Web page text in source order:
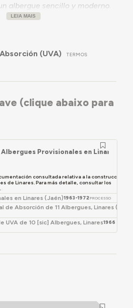
albergue sencillo y moderno.
en zanja corrida, estructura
La fachada combina
zócalos y paños blanqueados
se dividen en dos
dos núcleos. En 2025 ese
por una vivienda.
LEIA MAIS
(UVA) TERMOS
(clique abaixo para
Provisionales en Linares,
consultada relativa a la construcción de
de Linares. Para más detalle, consultar los
en Linares (Jaén)1963-1972 PROCESSO
de Absorción de 11 Albergues, Linares
UVA de 10 [sic] Albergues, Linares1966